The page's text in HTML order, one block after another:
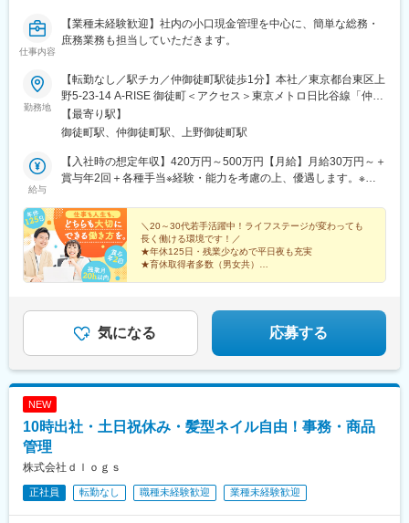
仕事内容
【業種未経験歓迎】社内の小口現金管理を中心に、簡単な総務・
庶務業務も担当していただきます。
勤務地
【転勤なし／駅チカ／仲御徒町駅徒歩1分】本社／東京都台東区上
野5-23-14 A-RISE 御徒町＜アクセス＞東京メトロ日比谷線「仲御
徒町駅」徒歩1分JR「御徒町駅」徒歩3分＜受動喫煙対策＞屋内全
面禁煙（別途喫煙可能場所あり）
【最寄り駅】
御徒町駅、仲御徒町駅、上野御徒町駅
給与
【入社時の想定年収】420万円～500万円【月給】月給30万円～＋
賞与年2回＋各種手当※経験・能力を考慮の上、優遇します。※上
に関わらず月15時間相当分を月3万6000円～支給上記を超える時
間外労働分は追加で支給します。───────＞★明確な評価制度
───────半期ごとに上長と面談を行い、個人目標を設定し評価
や査定に反映します。資格取得やチーム内の協調的な貢献もきち
んと評価する評価制度が整っているので、現在の待遇や評価に不
＼20～30代若手活躍中！ライフステージが変わっても
長く働ける環境です！／
★年休125日・残業少なめで平日夜も充実
★育休取得者多数（男女共）
気になる 応募する
NEW
10時出社・土日祝休み・髪型ネイル自由！事務・商品
管理
株式会社ｄｌｏｇｓ
正社員 転勤なし 職種未経験歓迎 業種未経験歓迎